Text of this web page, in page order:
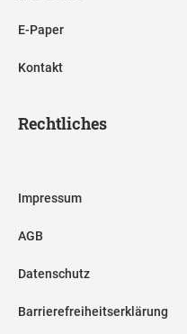
E-Paper
Kontakt
Rechtliches
Impressum
AGB
Datenschutz
Barrierefreiheitserklärung